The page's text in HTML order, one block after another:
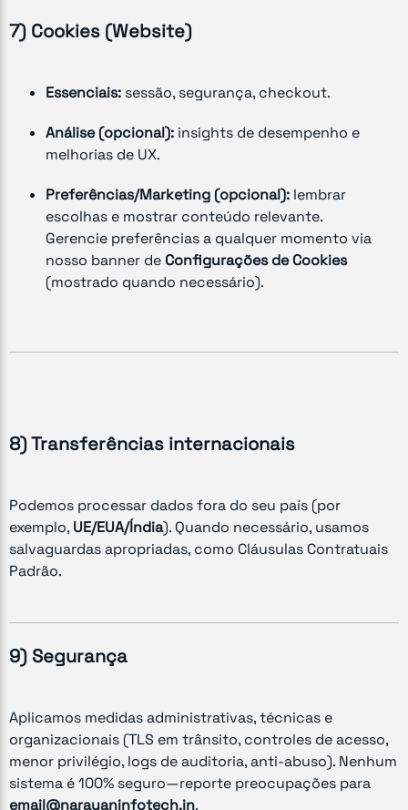
7) Cookies (Website)
Essenciais: sessão, segurança, checkout.
Análise (opcional): insights de desempenho e
melhorias de UX.
Preferências/Marketing (opcional): lembrar
escolhas e mostrar conteúdo relevante.
Gerencie preferências a qualquer momento via
nosso banner de Configurações de Cookies
(mostrado quando necessário).
8) Transferências internacionais
Podemos processar dados fora do seu país (por
exemplo, UE/EUA/Índia). Quando necessário, usamos
salvaguardas apropriadas, como Cláusulas Contratuais
Padrão.
9) Segurança
Aplicamos medidas administrativas, técnicas e
organizacionais (TLS em trânsito, controles de acesso,
menor privilégio, logs de auditoria, anti-abuso). Nenhum
sistema é 100% seguro—reporte preocupações para
email@narayaninfotech.in.